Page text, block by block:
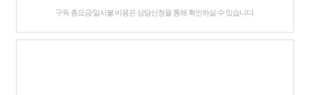
구독 총요금/일시불 비용은 상담신청을 통해 확인하실 수 있습니다.